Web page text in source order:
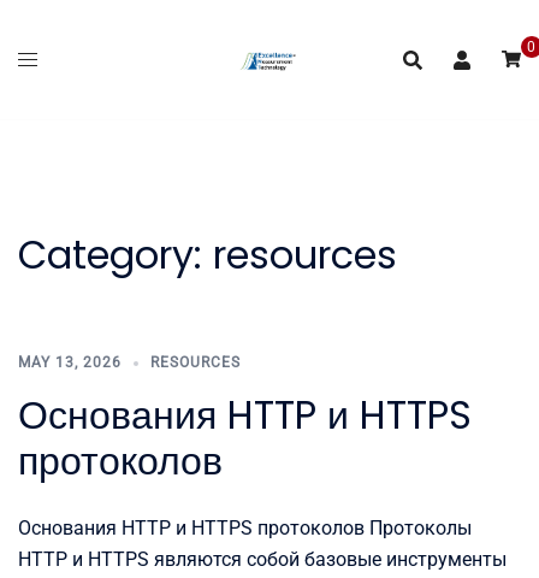
0
Category: resources
MAY 13, 2026 RESOURCES
Основания HTTP и HTTPS
протоколов
Основания HTTP и HTTPS протоколов Протоколы
HTTP и HTTPS являются собой базовые инструменты